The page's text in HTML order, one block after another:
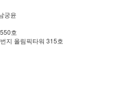
궁윤
호
지 올림픽타워 315호